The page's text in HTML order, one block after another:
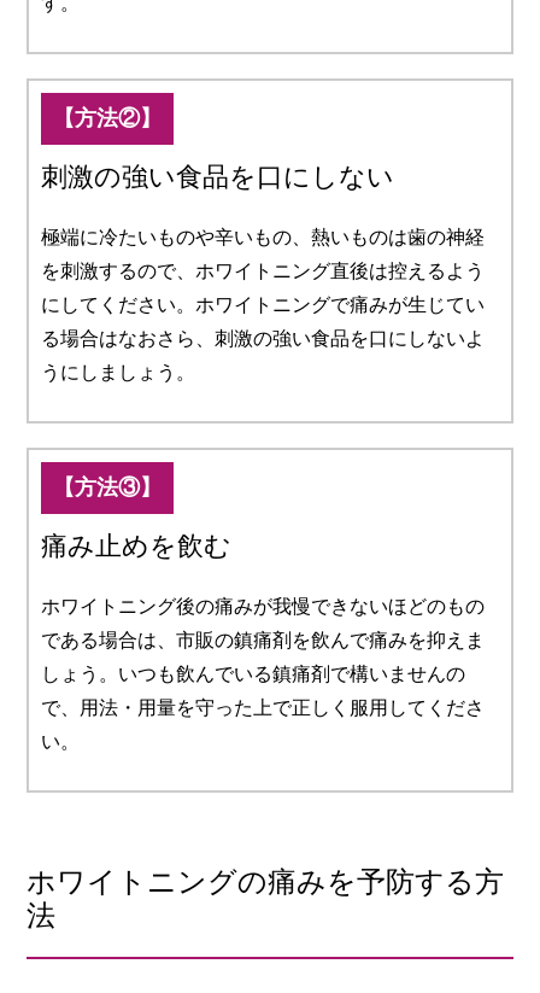
【方法②】
刺激の強い食品を口にしない
極端に冷たいものや辛いもの、熱いものは歯の神経
を刺激するので、ホワイトニング直後は控えるよう
にしてください。ホワイトニングで痛みが生じてい
る場合はなおさら、刺激の強い食品を口にしないよ
うにしましょう。
【方法③】
痛み止めを飲む
ホワイトニング後の痛みが我慢できないほどのもの
である場合は、市販の鎮痛剤を飲んで痛みを抑えま
しょう。いつも飲んでいる鎮痛剤で構いませんの
で、用法・用量を守った上で正しく服用してくださ
い。
ホワイトニングの痛みを予防する方
法